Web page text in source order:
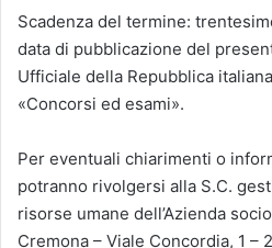
Scadenza del termine:
data di pubblicazione del
Ufficiale della Repubblica
«Concorsi ed esami».
Per eventuali chiarimenti o
potranno rivolgersi alla S.C.
risorse umane dell’Azienda
Cremona – Viale Concordia, 1 –